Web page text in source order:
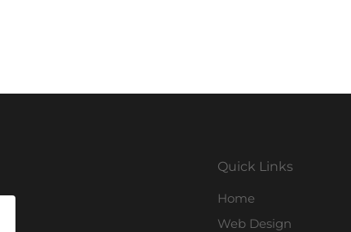
Quick Links
Home
Web Design